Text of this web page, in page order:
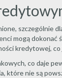
mogą
kredytowej,
co daje
które nie są